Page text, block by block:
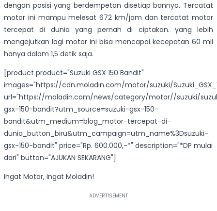
dengan posisi yang berdempetan disetiap bannya. Tercatat
motor ini mampu melesat 672 km/jam dan tercatat motor
tercepat di dunia yang pernah di ciptakan. yang lebih
mengejutkan lagi motor ini bisa mencapai kecepatan 60 mil
hanya dalam 1,5 detik saja.
[product product="Suzuki GSX 150 Bandit"
images="https://cdn.moladin.com/motor/suzuki/
url="https://moladin.com/news/category/motor//suzuki/
gsx-150-bandit?utm_source=suzuki-gsx-150-
bandit&utm_medium=blog_motor-tercepat-di-
dunia_button_biru&utm_campaign=utm_name%3Dsuzuki-
gsx-150-bandit" price="Rp. 600.000,-*" description="*DP mulai
dari" button="AJUKAN SEKARANG"]
Ingat Motor, Ingat Moladin!